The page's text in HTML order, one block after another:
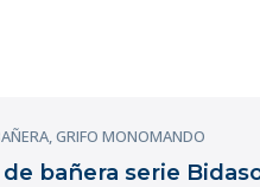
,GRIFO MONOMANDO
bañera serie